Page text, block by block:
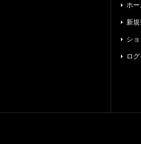
ホー
新
シ
ロ